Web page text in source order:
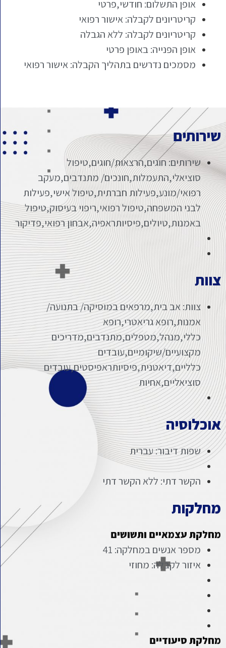
אופן התשלום: חודשי,פרטי
קריטריונים לקבלה: אישור רפואי
קריטריונים לקבלה: ללא הגבלה
אופן הפנייה: באופן פרטי
מסמכים נדרשים בתהליך הקבלה: אישור רפואי
שירותים
שירותים: חוגים,הרצאות/חוגים,טיפול
סוציאלי,התעמלות,חונכים/ מתנדבים,מעקב
רפואי/מונע,פעילות חברתית,טיפול אישי,פעילות
לבני המשפחה,טיפול רפואי,ריפוי בעיסוק,טיפול
באמנות,טיולים,פיסיותראפיה,אבחון רפואי,פדיקור
צוות
צוות: אב בית,מרפאים במוסיקה/ בתנועה/
אמנות,רופא גריאטרי,רופא
כללי,מנהל,מטפלים,מתנדבים,מדריכים
מקצועיים/שיקומיים,עובדים
כלליים,דיאטנית,פיסיותראפיסטים,עובדים
סוציאליים,אחיות
אוכלוסיה
שפות דיבור: עברית
הקשר דתי: ללא הקשר דתי
מחלקות
מחלקת עצמאיים ותשושים
מספר אנשים במחלקה: 41
איזור לקבלה: מחוזי
מחלקת סיעודיים